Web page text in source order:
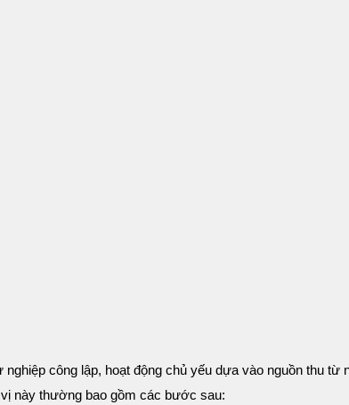
công lập, hoạt động chủ yếu dựa vào nguồn thu từ
này thường bao gồm các bước sau: